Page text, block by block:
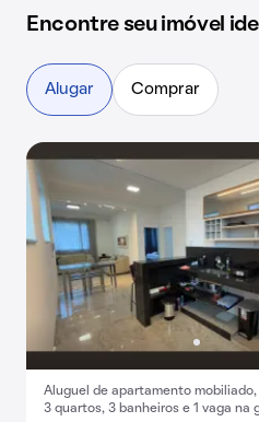
Encontre seu imóvel
Aluguel de apartamento mobiliado,
3 quartos, 3 banheiros e 1 vaga na
Alugar Comprar